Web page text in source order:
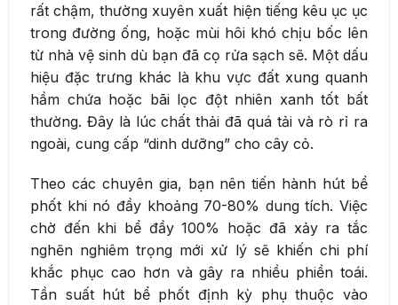
rất chậm, thường xuyên xuất hiện tiếng kêu ục ục
trong đường ống, hoặc mùi hôi khó chịu bốc lên
từ nhà vệ sinh dù bạn đã cọ rửa sạch sẽ. Một dấu
hiệu đặc trưng khác là khu vực đất xung quanh
hầm chứa hoặc bãi lọc đột nhiên xanh tốt bất
thường. Đây là lúc chất thải đã quá tải và rò rỉ ra
ngoài, cung cấp “dinh dưỡng” cho cây cỏ.
Theo các chuyên gia, bạn nên tiến hành hút bể
phốt khi nó đầy khoảng 70-80% dung tích. Việc
chờ đến khi bể đầy 100% hoặc đã xảy ra tắc
nghẽn nghiêm trọng mới xử lý sẽ khiến chi phí
khắc phục cao hơn và gây ra nhiều phiền toái.
Tần suất hút bể phốt định kỳ phụ thuộc vào